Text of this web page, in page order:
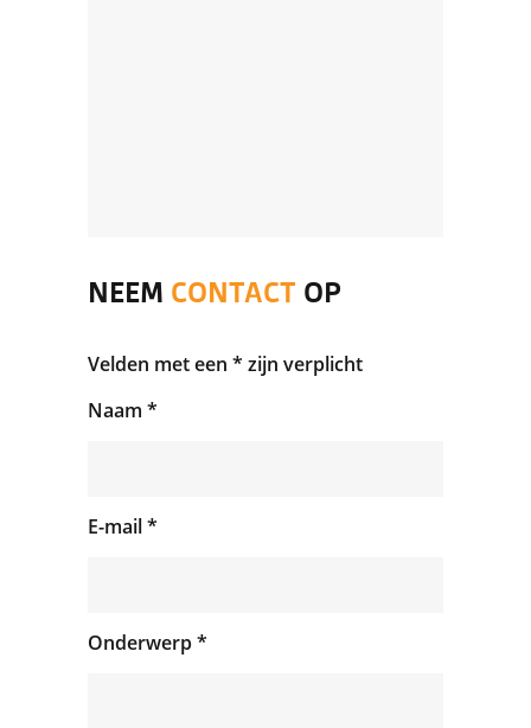
NEEM CONTACT OP
Velden met een * zijn verplicht
Naam *
E-mail *
Onderwerp *